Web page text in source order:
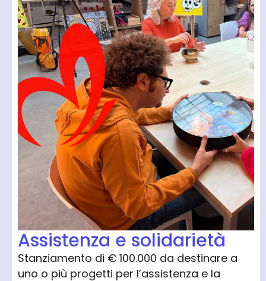
Assistenza e solidarietà
Stanziamento di € 100.000 da destinare a
uno o più progetti per l’assistenza e la